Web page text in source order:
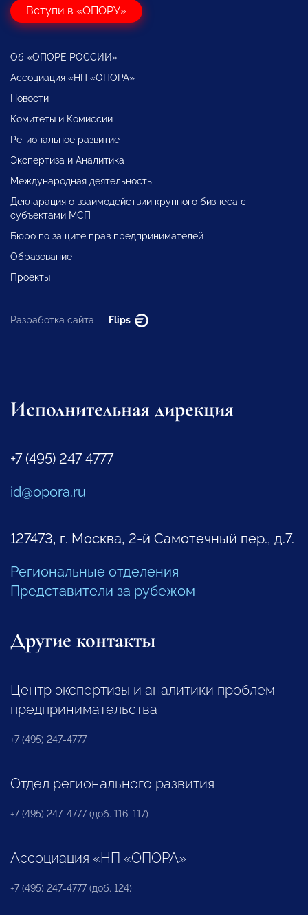
Вступи в «ОПОРУ»
Об «ОПОРЕ РОССИИ»
Ассоциация «НП «ОПОРА»
Новости
Комитеты и Комиссии
Региональное развитие
Экспертиза и Аналитика
Международная деятельность
Декларация о взаимодействии крупного бизнеса с
субъектами МСП
Бюро по защите прав предпринимателей
Образование
Проекты
Разработка сайта — Flips
Исполнительная дирекция
+7 (495) 247 4777
id@opora.ru
127473, г. Москва, 2-й Самотечный пер., д.7.
Региональные отделения
Представители за рубежом
Другие контакты
Центр экспертизы и аналитики проблем
предпринимательства
+7 (495) 247-4777
Отдел регионального развития
+7 (495) 247-4777 (доб. 116, 117)
Ассоциация «НП «ОПОРА»
+7 (495) 247-4777 (доб. 124)